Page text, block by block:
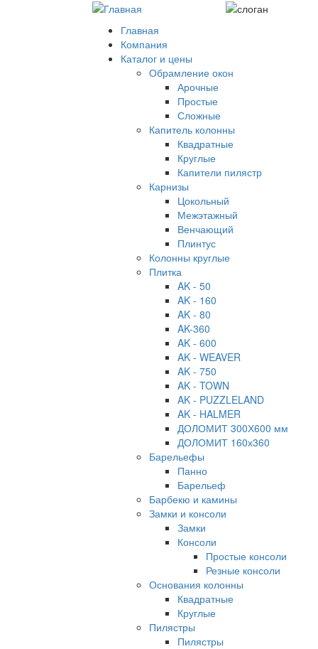
Главная
Компания
Каталог и цены
Обрамление окон
Арочные
Простые
Сложные
Капитель колонны
Квадратные
Круглые
Капители пилястр
Карнизы
Цокольный
Межэтажный
Венчающий
Плинтус
Колонны круглые
Плитка
AK - 50
AK - 160
AK - 80
AK-360
AK - 600
AK - WEAVER
AK - 750
AK - TOWN
AK - PUZZLELAND
AK - HALMER
ДОЛОМИТ 300Х600 мм
ДОЛОМИТ 160х360
Барельефы
Панно
Барельеф
Барбекю и камины
Замки и консоли
Замки
Консоли
Простые консоли
Резные консоли
Основания колонны
Квадратные
Круглые
Пилястры
Пилястры